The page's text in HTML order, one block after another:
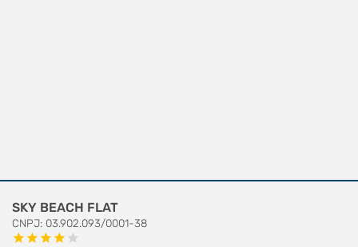
SKY BEACH FLAT
CNPJ: 03.902.093/0001-38
starstarstarstar star